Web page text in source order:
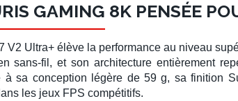
GAMING 8K PENSÉE
V2 Ultra+ élève la performance au niveau
sans-fil, et son architecture entièrement
à sa conception légère de 59 g, sa finition
les jeux FPS compétitifs.